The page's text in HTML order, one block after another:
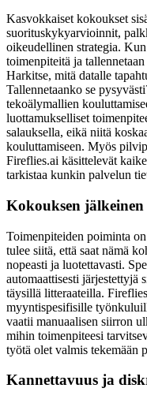
Kasvokkaiset kokoukset
suorituskykyarvioinnit,
oikeudellinen strategia.
toimenpiteitä ja
Harkitse, mitä datalle
Tallennetaanko se
tekoälymallien
luottamukselliset
salauksella, eikä niitä
kouluttamiseen. Myös
Fireflies.ai käsittelevät
tarkistaa kunkin palvelun
Kokouksen
Toimenpiteiden poiminta
tulee siitä, että saat nämä
nopeasti ja luotettavasti.
automaattisesti järjestettyjä
täysillä litteraateilla.
myyntispesifisille
vaatii manuaalisen siirron
mihin toimenpiteesi
työtä olet valmis tekemään
Kannettavuus ja